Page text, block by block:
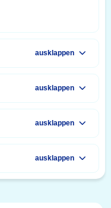
ausklappen
ausklappen
ausklappen
ausklappen